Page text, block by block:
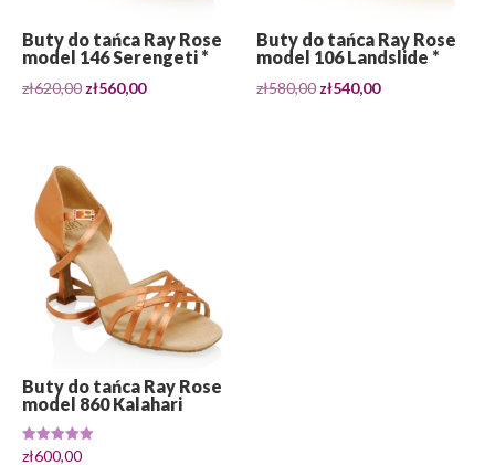
Buty do tańca Ray Rose
model 146 Serengeti *
zł620,00 Pierwotna
zł560,00Aktualna
Buty do tańca Ray Rose
model 106 Landslide *
zł580,00 Pierwotna
zł540,00Aktualna
Buty do tańca Ray Rose
model 860 Kalahari
Oceniono
zł600,00